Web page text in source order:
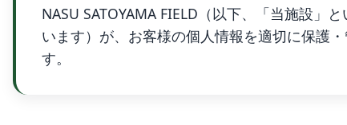
NASU SATOYAMA FIELD（以下、「当施設」
います）が、お客様の個人情報を適切に保護
す。